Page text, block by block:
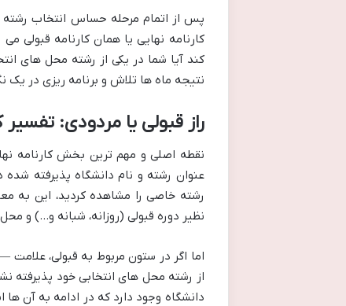
پس از اتمام مرحله حساس انتخاب
کارنامه نهایی یا همان کارنامه
کند آیا شما در یکی از رشته محل های
نتیجه ماه ها تلاش و برنامه ریزی در
راز قبولی یا مردودی: تفسیر
نقطه اصلی و مهم ترین بخش کارنامه
عنوان رشته و نام دانشگاه پذیرفته
رشته خاصی را مشاهده کردید، این به
نظیر دوره قبولی (روزانه، شبانه و…) و
اما اگر در ستون مربوط به قبولی،
از رشته محل های انتخابی خود پذیرفته
دانشگاه وجود دارد که در ادامه به آن